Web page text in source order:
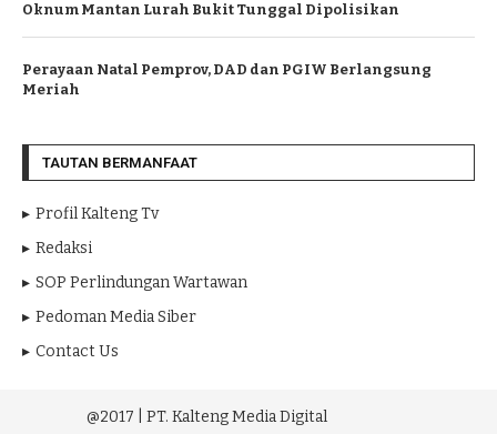
Oknum Mantan Lurah Bukit Tunggal Dipolisikan
Perayaan Natal Pemprov, DAD dan PGIW Berlangsung
Meriah
TAUTAN BERMANFAAT
Profil Kalteng Tv
Redaksi
SOP Perlindungan Wartawan
Pedoman Media Siber
Contact Us
@2017 | PT. Kalteng Media Digital